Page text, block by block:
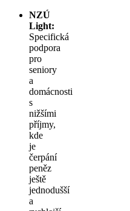
NZÚ
Light:
Specifická
podpora
pro
seniory
a
domácnosti
s
nižšími
příjmy,
kde
je
čerpání
peněz
ještě
jednodušší
a